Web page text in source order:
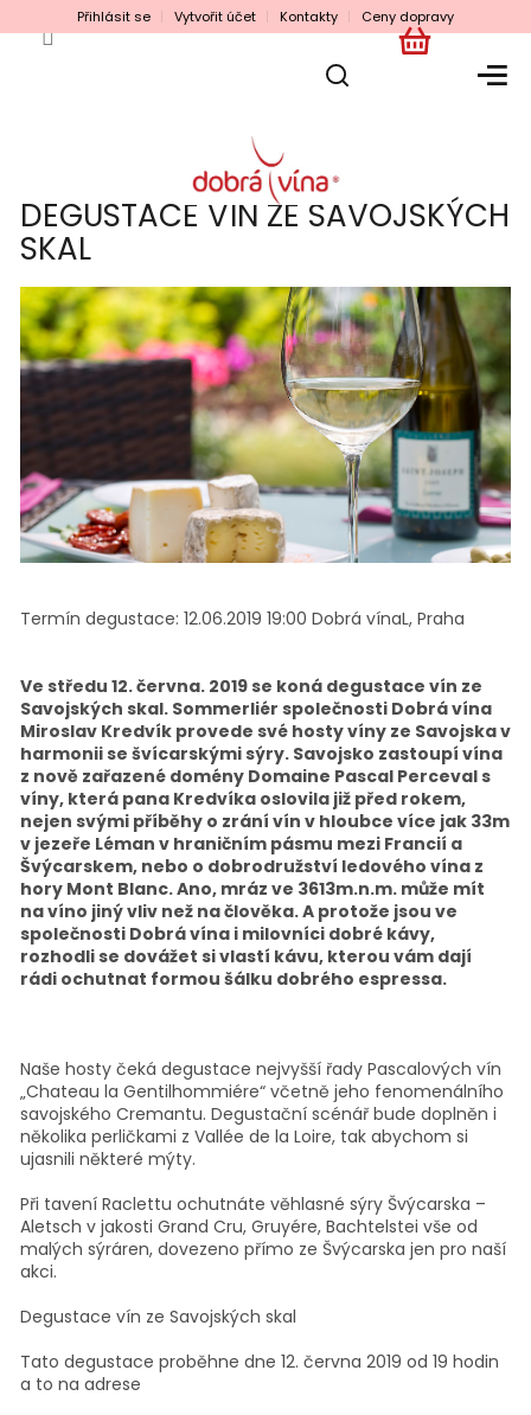
na
Přihlásit se Vytvořit účet Kontakty Ceny dopravy
NÁKUPNÍ
DEGUSTACE VÍN ZE SAVOJSKÝCH
SKAL
Termín degustace: 12.06.2019 19:00 Dobrá vínaL, Praha
Ve středu 12. června. 2019 se koná degustace vín ze
Savojských skal. Sommerliér společnosti Dobrá vína
Miroslav Kredvík provede své hosty víny ze Savojska v
harmonii se švícarskými sýry. Savojsko zastoupí vína
z nově zařazené domény Domaine Pascal Perceval s
víny, která pana Kredvíka oslovila již před rokem,
nejen svými příběhy o zrání vín v hloubce více jak 33m
v jezeře Léman v hraničním pásmu mezi Francií a
Švýcarskem, nebo o dobrodružství ledového vína z
hory Mont Blanc. Ano, mráz ve 3613m.n.m. může mít
na víno jiný vliv než na člověka. A protože jsou ve
společnosti Dobrá vína i milovníci dobré kávy,
rozhodli se dovážet si vlastí kávu, kterou vám dají
rádi ochutnat formou šálku dobrého espressa.
Naše hosty čeká degustace nejvyšší řady Pascalových vín
„Chateau la Gentilhommiére“ včetně jeho fenomenálního
savojského Cremantu. Degustační scénář bude doplněn i
několika perličkami z Vallée de la Loire, tak abychom si
ujasnili některé mýty.
Při tavení Raclettu ochutnáte věhlasné sýry Švýcarska –
Aletsch v jakosti Grand Cru, Gruyére, Bachtelstei vše od
malých sýráren, dovezeno přímo ze Švýcarska jen pro naší
akci.
Degustace vín ze Savojských skal
Tato degustace proběhne dne 12. června 2019 od 19 hodin
a to na adrese